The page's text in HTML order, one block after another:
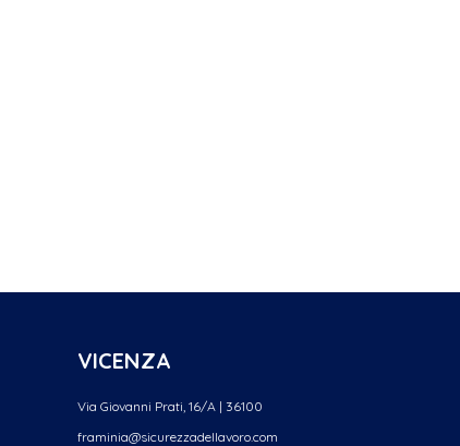
VICENZA
Via Giovanni Prati, 16/A | 36100
framinia@sicurezzadellavoro.com